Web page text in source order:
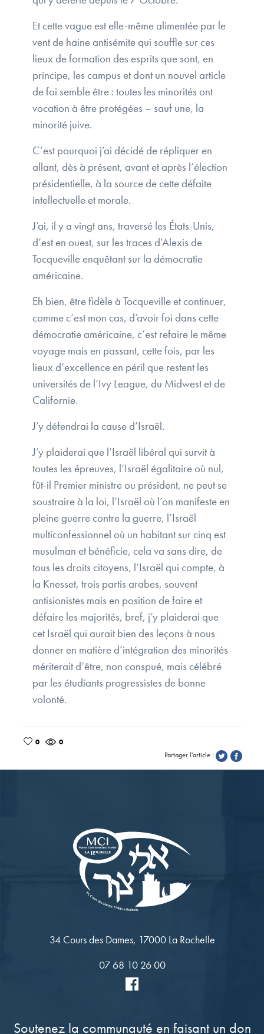
Et cette vague est elle-même alimentée par le
vent de haine antisémite qui souffle sur ces
lieux de formation des esprits que sont, en
principe, les campus et dont un nouvel article
de foi semble être : toutes les minorités ont
vocation à être protégées – sauf une, la
minorité juive.
C’est pourquoi j’ai décidé de répliquer en
allant, dès à présent, avant et après l’élection
présidentielle, à la source de cette défaite
intellectuelle et morale.
J’ai, il y a vingt ans, traversé les États-Unis,
d’est en ouest, sur les traces d’Alexis de
Tocqueville enquêtant sur la démocratie
américaine.
Eh bien, être fidèle à Tocqueville et continuer,
comme c’est mon cas, d’avoir foi dans cette
démocratie américaine, c’est refaire le même
voyage mais en passant, cette fois, par les
lieux d’excellence en péril que restent les
universités de l’Ivy League, du Midwest et de
Californie.
J’y défendrai la cause d’Israël.
J’y plaiderai que l’Israël libéral qui survit à
toutes les épreuves, l’Israël égalitaire où nul,
fût-il Premier ministre ou président, ne peut se
soustraire à la loi, l’Israël où l’on manifeste en
pleine guerre contre la guerre, l’Israël
multiconfessionnel où un habitant sur cinq est
musulman et bénéficie, cela va sans dire, de
tous les droits citoyens, l’Israël qui compte, à
la Knesset, trois partis arabes, souvent
antisionistes mais en position de faire et
défaire les majorités, bref, j’y plaiderai que
cet Israël qui aurait bien des leçons à nous
donner en matière d’intégration des minorités
mériterait d’être, non conspué, mais célébré
par les étudiants progressistes de bonne
volonté.
0
0
Partager l'article :
34 Cours des Dames, 17000 La Rochelle
07 68 10 26 00
Soutenez la communauté en faisant un don